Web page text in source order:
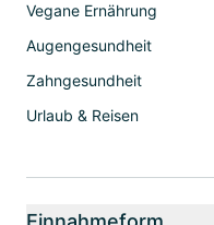
Vegane Ernährung
Augengesundheit
Zahngesundheit
Urlaub & Reisen